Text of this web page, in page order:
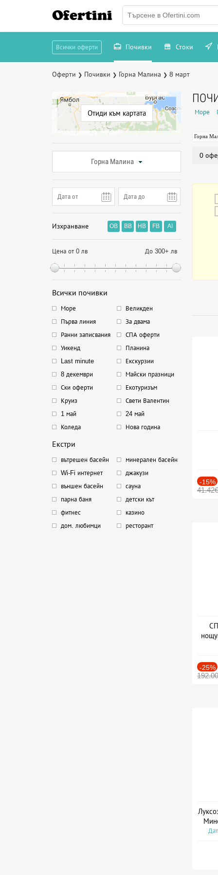
Ofertini
Всички оферти Почивки Стоки
Оферти ❯ Почивки ❯ Горна Малина ❯ 8 март
Отиди към картата
Горна Малина
Изхранване OB BB HB FB AI
Цена от 0 лв До 300+ лв
Всички почивки
Море
Великден
Първа линия
За двама
Ранни записвания
СПА оферти
Уикенд
Планина
Last minute
Екскурзии
8 декември
Майски празници
Ски оферти
Екотуризъм
Круиз
Свети Валентин
1 май
24 май
Коледа
Нова година
Екстри
вътрешен басейн
минерален басейн
Wi-Fi интернет
джакузи
външен басейн
сауна
парна баня
детски кът
фитнес
казино
дом. любимци
ресторант
Море
Горна
0
-15%
41.42€
-25%